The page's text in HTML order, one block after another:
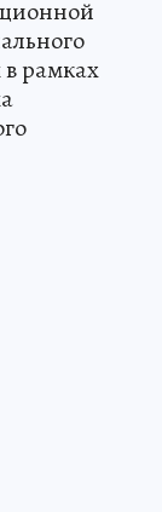
рамках